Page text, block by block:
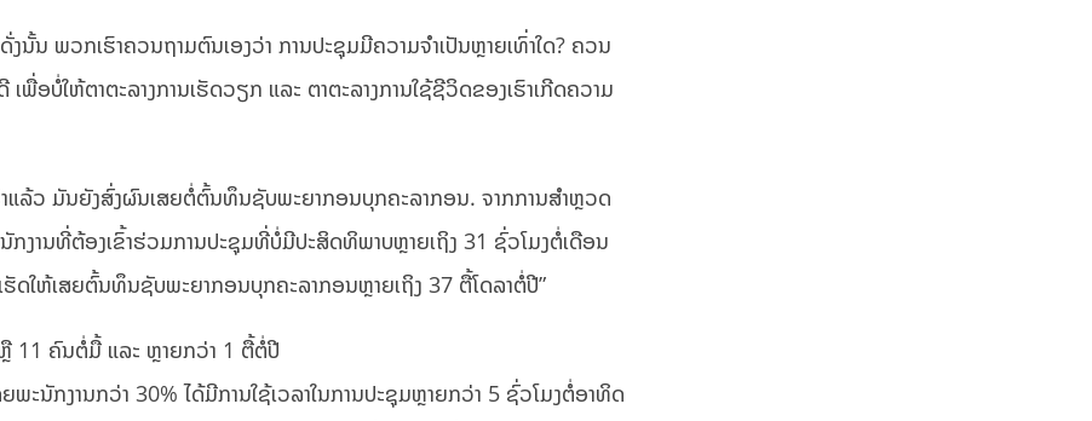
ນ ພວກເຮົາຄວນຖາມຕົນເອງວ່າ ການປະຊຸມມີຄວາມຈຳເປັນຫຼາຍເທົ່າໃດ? ຄວນ
ອ​ບໍ່ໃຫ້​ຕາ​ຕະ​ລາງ​ການ​ເຮັດ​ວຽກ​ ແລະ​ ຕາ​ຕະ​ລາງ​ການ​ໃຊ້ຊີ​ວິດ​ຂອງເຮົາເກີດຄວາມ
ລ້ວ ມັນຍັງສົ່ງຜົນເສຍຕໍ່ຕົ້ນທຶນຊັບພະຍາກອນບຸກຄະລາກອນ. ຈາກການສຳຫຼວດ
ງານທີ່ຕ້ອງເຂົ້າຮ່ວມການປະຊຸມທີ່ບໍ່ມີປະສິດທິພາບຫຼາຍເຖິງ 31 ຊົ່ວໂມງຕໍ່ເດືອນ
ດໃຫ້ເສຍຕົ້ນທຶນຊັບພະຍາກອນບຸກຄະລາກອນຫຼາຍເຖິງ 37 ຕື້ໂດລາຕໍ່ປີ”
11 ຄົນຕໍ່ມື້ ແລະ ຫຼາຍກວ່າ 1 ຕື້ຕໍ່ປີ
ພະນັກງານກວ່າ 30% ໄດ້ມີການໃຊ້ເວລາໃນການປະຊຸມຫຼາຍກວ່າ 5 ຊົ່ວໂມງຕໍ່ອາທິດ